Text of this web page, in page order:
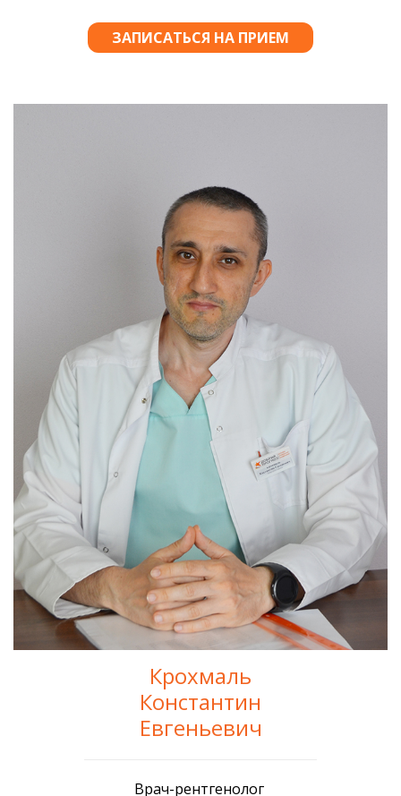
Крохмаль
Константин
Евгеньевич